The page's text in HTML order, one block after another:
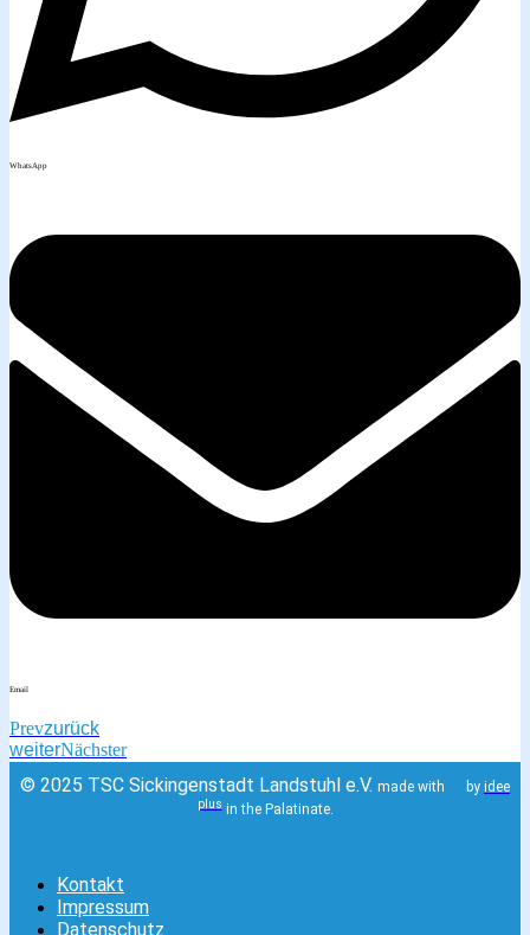
WhatsApp
Email
Prevzurück
weiterNächster
© 2025 TSC Sickingenstadt Landstuhl e.V. made with by idee
plusin the Palatinate.
Kontakt
Impressum
Datenschutz